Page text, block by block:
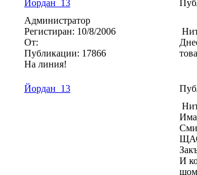
Йордан_13
Администратор
Регистиран: 10/8/2006
От:
Публикации: 17866
На линия!
Йордан_13
Има
И
щом